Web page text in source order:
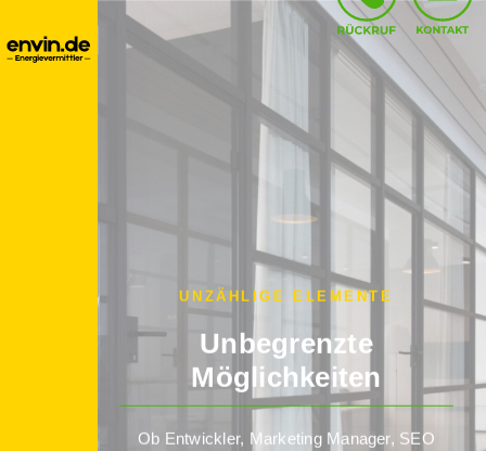
UNZÄHLIGE ELEMENTE
Unbegrenzte
Möglichkeiten
Ob Entwickler, Marketing Manager, SEO